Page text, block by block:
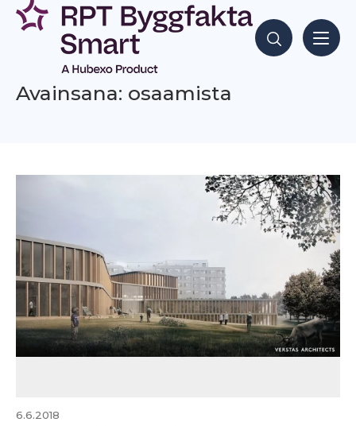
Siirry
sisältöön
Hae sisältöjä
Avainsana: osaamista
6.6.2018